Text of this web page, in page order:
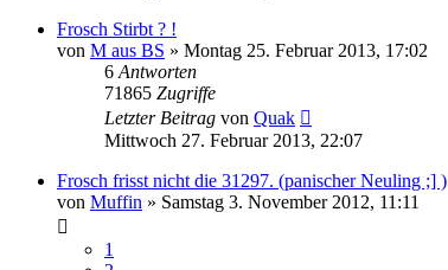
Frosch Stirbt ? !
von M aus BS » Montag 25. Februar 2013, 17:02
6 Antworten
71865 Zugriffe
Letzter Beitrag von Quak
Mittwoch 27. Februar 2013, 22:07
Frosch frisst nicht die 31297. (panischer Neuling ;] )
von Muffin » Samstag 3. November 2012, 11:11
1